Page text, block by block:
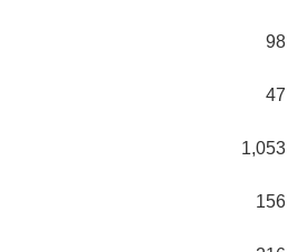
98
47
1,053
156